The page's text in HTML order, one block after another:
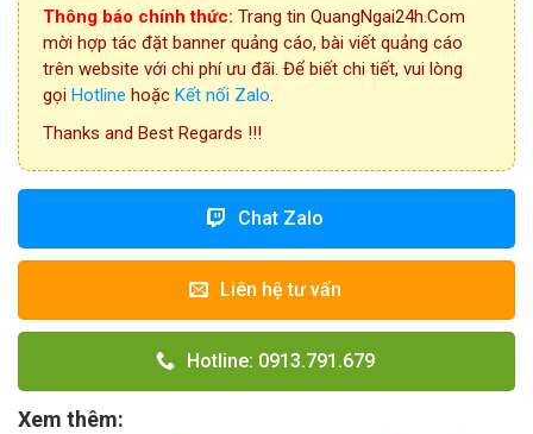
Thông báo chính thức: Trang tin QuangNgai24h.Com
mời hợp tác đặt banner quảng cáo, bài viết quảng cáo
trên website với chi phí ưu đãi. Để biết chi tiết, vui lòng
gọi Hotline hoặc Kết nối Zalo.
Thanks and Best Regards !!!
Chat Zalo
Liên hệ tư vấn
Hotline: 0913.791.679
Xem thêm: